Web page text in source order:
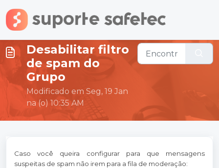
Ir para o conteúdo principal
Desabilitar filtro
de spam do
Grupo
Modificado em Seg, 19 Jan
na (o) 10:35 AM
Caso você queira configurar para que mensagens
suspeitas de spam não irem para a fila de moderação: